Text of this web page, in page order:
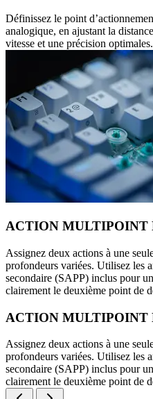
Définissez le point
analogique, en ajustant la
vitesse et une précision optimales.
ACTION MULTIPOINT
Assignez deux actions à une
profondeurs variées. Utilisez les
secondaire (SAPP) inclus pour
clairement le deuxième point de
ACTION MULTIPOINT
Assignez deux actions à une
profondeurs variées. Utilisez les
secondaire (SAPP) inclus pour
clairement le deuxième point de